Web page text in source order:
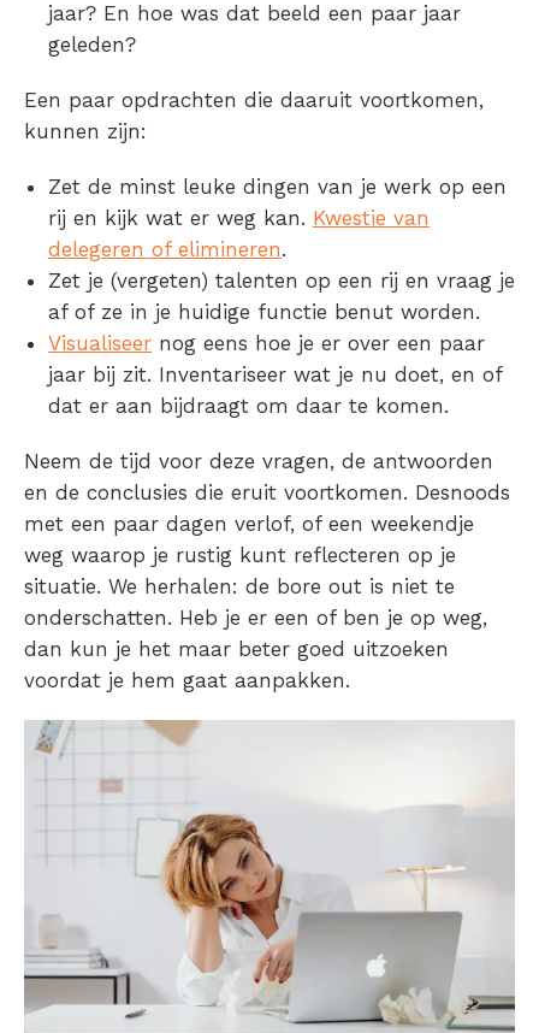
jaar? En hoe was dat beeld een paar jaar
geleden?
Een paar opdrachten die daaruit voortkomen,
kunnen zijn:
Zet de minst leuke dingen van je werk op een
rij en kijk wat er weg kan. Kwestie van
delegeren of elimineren.
Zet je (vergeten) talenten op een rij en vraag je
af of ze in je huidige functie benut worden.
Visualiseer nog eens hoe je er over een paar
jaar bij zit. Inventariseer wat je nu doet, en of
dat er aan bijdraagt om daar te komen.
Neem de tijd voor deze vragen, de antwoorden
en de conclusies die eruit voortkomen. Desnoods
met een paar dagen verlof, of een weekendje
weg waarop je rustig kunt reflecteren op je
situatie. We herhalen: de bore out is niet te
onderschatten. Heb je er een of ben je op weg,
dan kun je het maar beter goed uitzoeken
voordat je hem gaat aanpakken.